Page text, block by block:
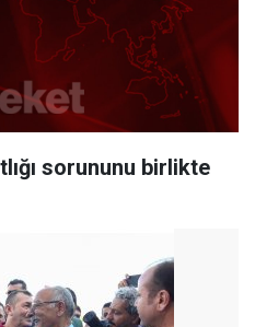
sorununu birlikte